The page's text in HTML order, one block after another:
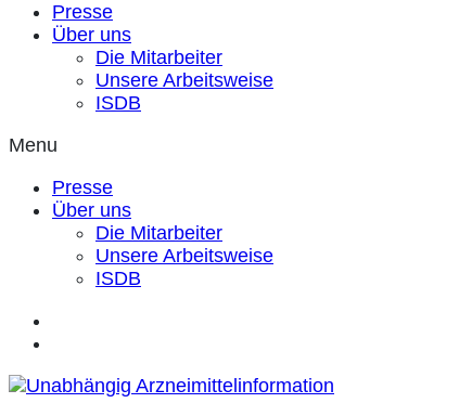
Presse
Über uns
Die Mitarbeiter
Unsere Arbeitsweise
ISDB
Menu
Presse
Über uns
Die Mitarbeiter
Unsere Arbeitsweise
ISDB